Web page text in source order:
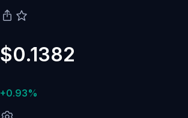
$0.1382
+0.93%